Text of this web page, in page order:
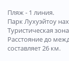
Пляж - 1 линия.
Парк Лухуэйтоу
Туристическая
Расстояние до
составляет 26 км.